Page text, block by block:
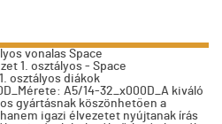
vonalas Space
1. osztályos - Space
osztályos diákok
A5/14-32_x000D_A kiváló
gyártásnak köszönhetően a
igazi élvezetet nyújtanak írás